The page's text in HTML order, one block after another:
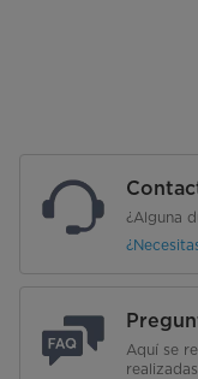
¿Alguna
Aquí se